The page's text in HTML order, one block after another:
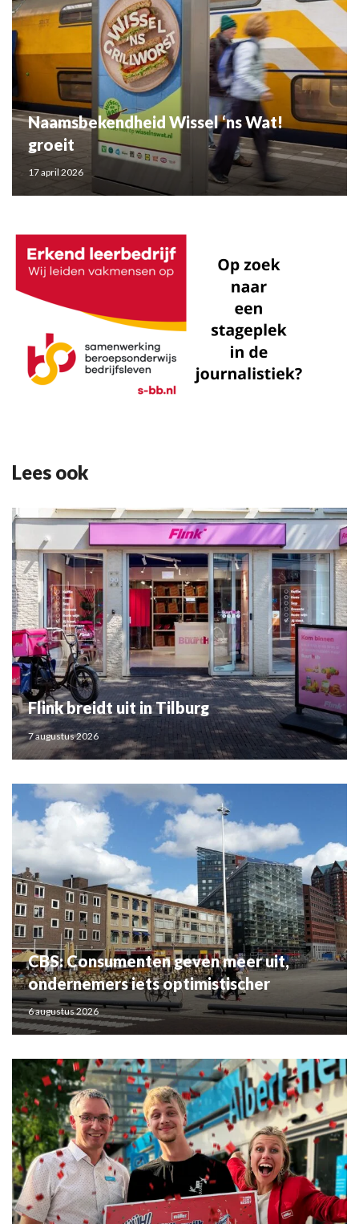
Naamsbekendheid Wissel ‘ns Wat!
groeit
17 april 2026
Lees ook
Flink breidt uit in Tilburg
7 augustus 2026
CBS: Consumenten geven meer uit,
ondernemers iets optimistischer
6 augustus 2026